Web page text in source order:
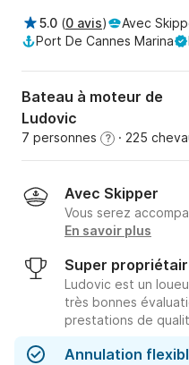
5.0 (0 avis) Avec
Port De Cannes Marina
Bateau à moteur de
Ludovic
7 personnes ? · 225
Avec Skipper
Vous serez
En savoir plus
Super
Ludovic est un
très bonnes
prestations de
Annulation